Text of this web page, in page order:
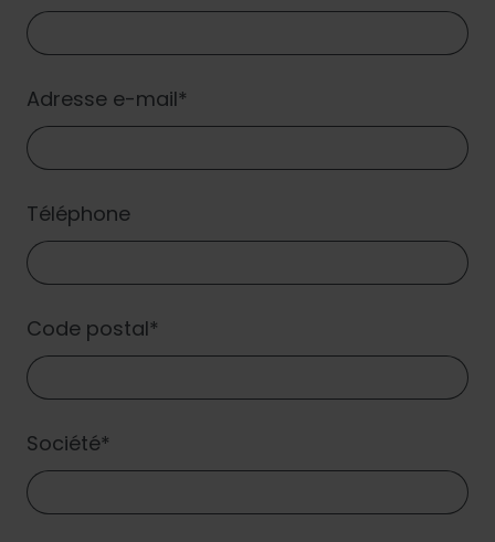
Adresse e-mail
Téléphone
Code postal
Société